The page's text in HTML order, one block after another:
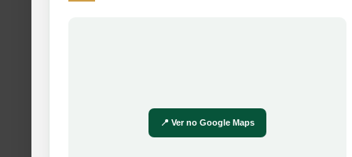
📍 Ver no Google Maps